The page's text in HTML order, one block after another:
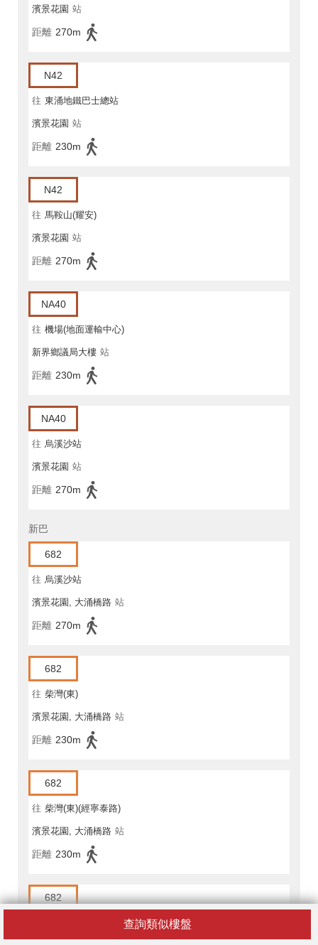
查詢類似樓盤
濱景花園 站
距離 270m
N42
往 東涌地鐵巴士總站
濱景花園 站
距離 230m
N42
往 馬鞍山(耀安)
濱景花園 站
距離 270m
NA40
往 機場(地面運輸中心)
新界鄉議局大樓 站
距離 230m
NA40
往 烏溪沙站
濱景花園 站
距離 270m
新巴
682
往 烏溪沙站
濱景花園, 大涌橋路 站
距離 270m
682
往 柴灣(東)
濱景花園, 大涌橋路 站
距離 230m
682
往 柴灣(東)(經寧泰路)
濱景花園, 大涌橋路 站
距離 230m
682